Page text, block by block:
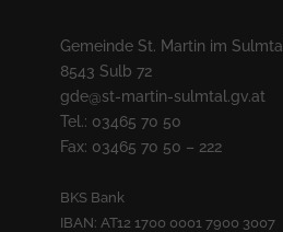
Gemeinde St. Martin im Sulmtal
8543 Sulb 72
gde@st-martin-sulmtal.gv.at
Tel.: 03465 70 50
Fax: 03465 70 50 – 222
BKS Bank
IBAN: AT12 1700 0001 7900 3007